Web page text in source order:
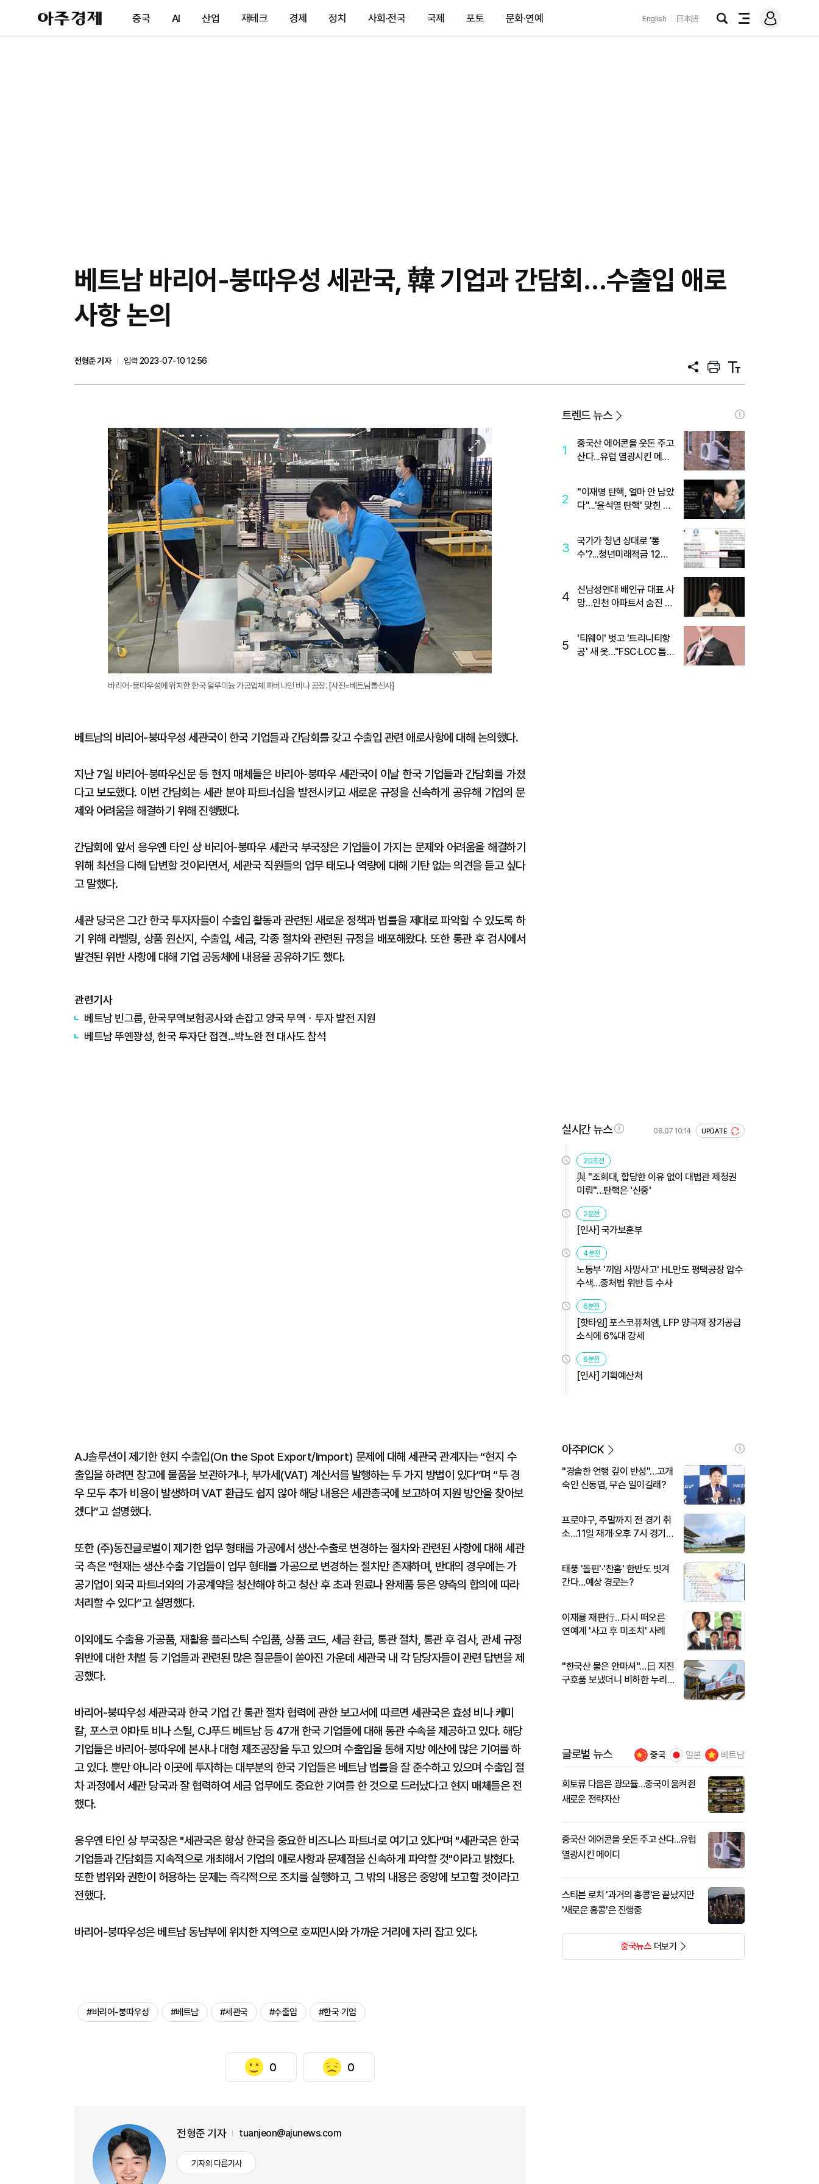
아
주
제
중국 AI 산업 재테크 경제 정치 사회·전국 국제 포토 문화·연예 English 日本語
검
전
메
그
베트남 바리어-붕따우성 세관국, 韓 기업과 간담회…수출입 애로
사항 논의
전형준 기자
입력 2023-07-10 12:56
공
프
트
텍
트
이
미
지
확
대
바리어-붕따우성에 위치한 한국 알루미늄 가공업체 파버나인 비나 공장. [사진=베트남통신사]
베트남의 바리어-붕따우성 세관국이 한국 기업들과 간담회를 갖고 수출입 관련 애로사항에 대해 논의했다.
지난 7일 바리어-붕따우신문 등 현지 매체들은 바리아-붕따우 세관국이 이날 한국 기업들과 간담회를 가졌
다고 보도했다. 이번 간담회는 세관 분야 파트너십을 발전시키고 새로운 규정을 신속하게 공유해 기업의 문
제와 어려움을 해결하기 위해 진행됐다.
간담회에 앞서 응우옌 타인 상 바리어-붕따우 세관국 부국장은 기업들이 가지는 문제와 어려움을 해결하기
위해 최선을 다해 답변할 것이라면서, 세관국 직원들의 업무 태도나 역량에 대해 기탄 없는 의견을 듣고 싶다
고 말했다.
세관 당국은 그간 한국 투자자들이 수출입 활동과 관련된 새로운 정책과 법률을 제대로 파악할 수 있도록 하
기 위해 라벨링, 상품 원산지, 수출입, 세금, 각종 절차와 관련된 규정을 배포해왔다. 또한 통관 후 검사에서
발견된 위반 사항에 대해 기업 공동체에 내용을 공유하기도 했다.
관련기사
베트남 빈그룹, 한국무역보험공사와 손잡고 양국 무역ㆍ투자 발전 지원
베트남 뚜옌꽝성, 한국 투자단 접견…박노완 전 대사도 참석
AJ솔루션이 제기한 현지 수출입(On the Spot Export/Import) 문제에 대해 세관국 관계자는 “현지 수
출입을 하려면 창고에 물품을 보관하거나, 부가세(VAT) 계산서를 발행하는 두 가지 방법이 있다”며 “두 경
우 모두 추가 비용이 발생하며 VAT 환급도 쉽지 않아 해당 내용은 세관총국에 보고하여 지원 방안을 찾아보
겠다”고 설명했다.
또한 (주)동진글로벌이 제기한 업무 형태를 가공에서 생산·수출로 변경하는 절차와 관련된 사항에 대해 세관
국 측은 "현재는 생산·수출 기업들이 업무 형태를 가공으로 변경하는 절차만 존재하며, 반대의 경우에는 가
공기업이 외국 파트너와의 가공계약을 청산해야 하고 청산 후 초과 원료나 완제품 등은 양측의 합의에 따라
처리할 수 있다”고 설명했다.
이외에도 수출용 가공품, 재활용 플라스틱 수입품, 상품 코드, 세금 환급, 통관 절차, 통관 후 검사, 관세 규정
위반에 대한 처벌 등 기업들과 관련된 많은 질문들이 쏟아진 가운데 세관국 내 각 담당자들이 관련 답변을 제
공했다.
바리어-붕따우성 세관국과 한국 기업 간 통관 절차 협력에 관한 보고서에 따르면 세관국은 효성 비나 케미
칼, 포스코 야마토 비나 스틸, CJ푸드 베트남 등 47개 한국 기업들에 대해 통관 수속을 제공하고 있다. 해당
기업들은 바리어-붕따우에 본사나 대형 제조공장을 두고 있으며 수출입을 통해 지방 예산에 많은 기여를 하
고 있다. 뿐만 아니라 이곳에 투자하는 대부분의 한국 기업들은 베트남 법률을 잘 준수하고 있으며 수출입 절
차 과정에서 세관 당국과 잘 협력하여 세금 업무에도 중요한 기여를 한 것으로 드러났다고 현지 매체들은 전
했다.
응우옌 타인 상 부국장은 "세관국은 항상 한국을 중요한 비즈니스 파트너로 여기고 있다"며 "세관국은 한국
기업들과 간담회를 지속적으로 개최해서 기업의 애로사항과 문제점을 신속하게 파악할 것"이라고 밝혔다.
또한 범위와 권한이 허용하는 문제는 즉각적으로 조치를 실행하고, 그 밖의 내용은 중앙에 보고할 것이라고
전했다.
바리어-붕따우성은 베트남 동남부에 위치한 지역으로 호찌민시와 가까운 거리에 자리 잡고 있다.
#바리어-붕따우성 #베트남 #세관국 #수출입 #한국 기업
0 0
전형준 기자 tuanjeon@ajunews.com
기자의 다른기사
트렌드 뉴스
1
중국산 에어콘을 웃돈 주고
산다...유럽 열광시킨 메이
2
"이재명 탄핵, 얼마 안 남았
다"...'윤석열 탄핵' 맞힌 무
3
국가가 청년 상대로 '통
수'?...청년미래적금 12%
4
신남성연대 배인규 대표 사
망…인천 아파트서 숨진 채
5
'티웨이' 벗고 '트리니티항
공' 새 옷…"FSC·LCC 틈
실시간 뉴스 08.07 10:14 UPDATE
20초전
與 "조희대, 합당한 이유 없이 대법관 제청권
미뤄"…탄핵은 '신중'
2분전
[인사] 국가보훈부
4분전
노동부 '끼임 사망사고' HL만도 평택공장 압수
수색…중처법 위반 등 수사
6분전
[핫타임] 포스코퓨처엠, LFP 양극재 장기공급
소식에 6%대 강세
6분전
[인사] 기획예산처
아주PICK
"경솔한 언행 깊이 반성"…고개
숙인 신동엽, 무슨 일이길래?
프로야구, 주말까지 전 경기 취
소…11일 재개·오후 7시 경기
태풍 '돌핀'·'찬홈' 한반도 빗겨
간다…예상 경로는?
이재룡 재판行…다시 떠오른
연예계 '사고 후 미조치' 사례
"한국산 물은 안마셔"…日 지진
구호품 보냈더니 비하한 누리
글로벌 뉴스 중국 일본 베트남
희토류 다음은 광모듈…중국이 움켜쥔
새로운 전략자산
중국산 에어콘을 웃돈 주고 산다...유럽
열광시킨 메이디
스티븐 로치 '과거의 홍콩'은 끝났지만
'새로운 홍콩'은 진행중
중국뉴스더보기